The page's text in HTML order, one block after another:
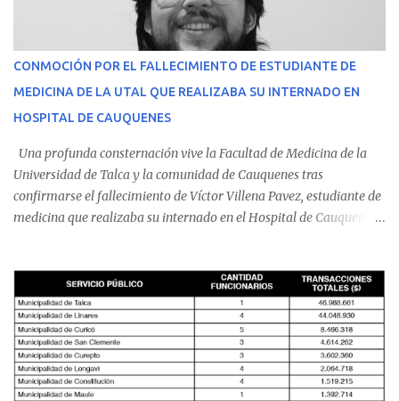
CONMOCIÓN POR EL FALLECIMIENTO DE ESTUDIANTE DE
MEDICINA DE LA UTAL QUE REALIZABA SU INTERNADO EN
HOSPITAL DE CAUQUENES
Una profunda consternación vive la Facultad de Medicina de la
Universidad de Talca y la comunidad de Cauquenes tras
confirmarse el fallecimiento de Víctor Villena Pavez, estudiante de
medicina que realizaba su internado en el Hospital de Cauquenes.
malestares físicos. Dada la complejidad de su estado de salud, el
equipo médico determinó su traslado de urgencia al Hospital
Regional de Talca y dado la urgencia la ambulancia partió hacia
Talca con escolta de Carabineros. En medio del traslado, el
estudiante de medicina de 25 años, se agravó y pese a los esfuerzos
del personal de emergencia terminó falleciendo, sin alcanzar a